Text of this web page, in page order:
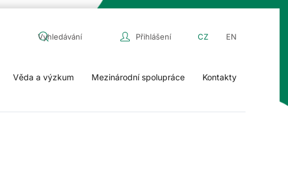
Přihlášení CZ EN
Věda a výzkum Mezinárodní spolupráce Kontakty